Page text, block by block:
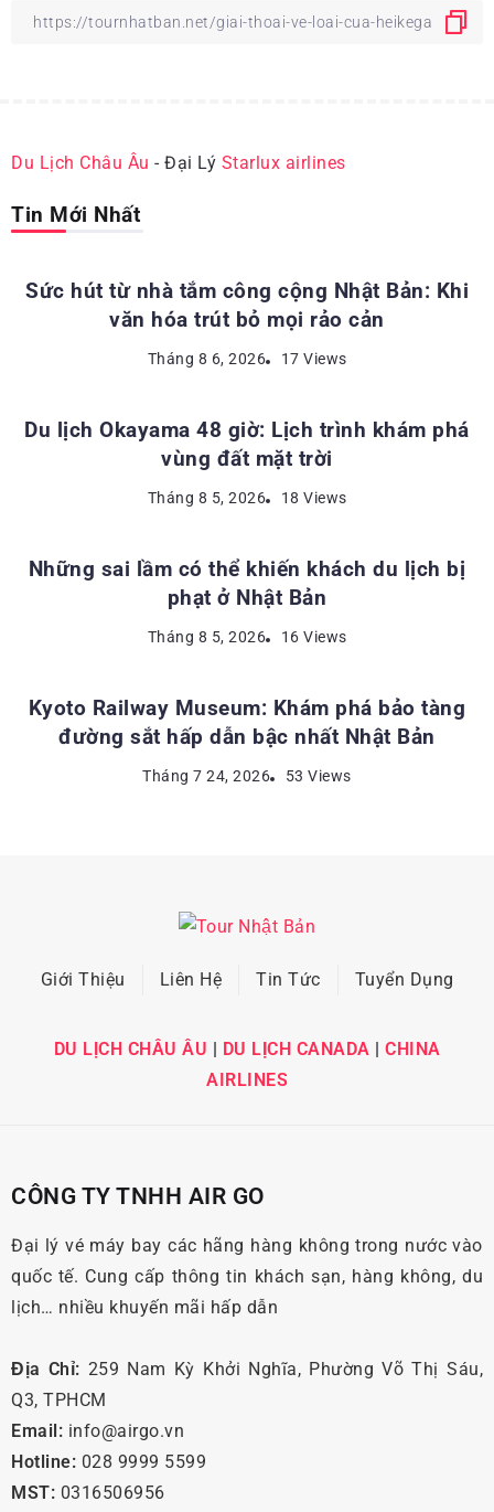
Du Lịch Châu Âu - Đại Lý Starlux airlines
Tin Mới Nhất
Sức hút từ nhà tắm công cộng Nhật Bản: Khi
văn hóa trút bỏ mọi rảo cản
Tháng 8 6, 2026 17 Views
ĐỊA ĐIỂM DU LỊCH NHẬT BẢN
Du lịch Okayama 48 giờ: Lịch trình khám phá
vùng đất mặt trời
Tháng 8 5, 2026 18 Views
KINH NGHIỆM DU LỊCH NHẬT BẢN
Những sai lầm có thể khiến khách du lịch bị
phạt ở Nhật Bản
Tháng 8 5, 2026 16 Views
ĐỊA ĐIỂM DU LỊCH NHẬT BẢN
Kyoto Railway Museum: Khám phá bảo tàng
đường sắt hấp dẫn bậc nhất Nhật Bản
Tháng 7 24, 2026 53 Views
Giới Thiệu Liên Hệ Tin Tức Tuyển Dụng
DU LỊCH CHÂU ÂU | DU LỊCH CANADA | CHINA
AIRLINES
CÔNG TY TNHH AIR GO
Đại lý vé máy bay các hãng hàng không trong nước vào
quốc tế. Cung cấp thông tin khách sạn, hàng không, du
lịch… nhiều khuyến mãi hấp dẫn
Địa Chỉ: 259 Nam Kỳ Khởi Nghĩa, Phường Võ Thị Sáu,
Q3, TPHCM
Email: info@airgo.vn
Hotline: 028 9999 5599
MST: 0316506956